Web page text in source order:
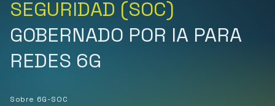
SEGURIDAD (SOC)
GOBERNADO POR IA PARA
REDES 6G
Sobre 6G-SOC